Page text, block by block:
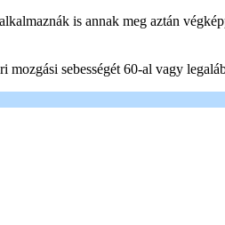
is annak meg aztán
sebességét 60-al vagy